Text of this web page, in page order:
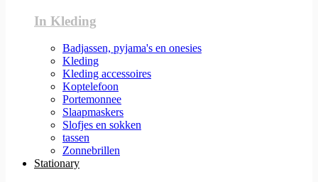
In Kleding
Badjassen, pyjama's en onesies
Kleding
Kleding accessoires
Koptelefoon
Portemonnee
Slaapmaskers
Slofjes en sokken
tassen
Zonnebrillen
Stationary